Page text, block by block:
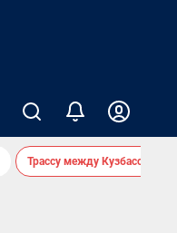
Трассу между Кузбассом и